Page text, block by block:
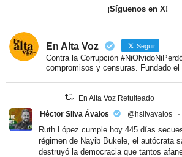
¡Síguenos en X!
En Alta Voz Seguir
Contra la Corrupción
compromisos y censuras. Fundado el
En Alta Voz Retuiteado
Héctor Silva Ávalos
@hsilvavalos ·
Ruth López cumple hoy 445 días
régimen de Nayib Bukele, el autócrata
destruyó la democracia que tantos